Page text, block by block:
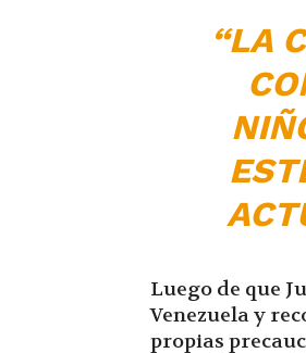
“LA
Luego de que
Venezuela y
propias